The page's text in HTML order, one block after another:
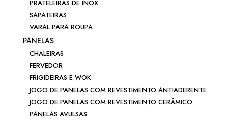
PRATELEIRAS DE INOX
SAPATEIRAS
VARAL PARA ROUPA
PANELAS
CHALEIRAS
FERVEDOR
FRIGIDEIRAS E WOK
JOGO DE PANELAS COM REVESTIMENTO ANTIADERENTE
JOGO DE PANELAS COM REVESTIMENTO CERÂMICO
PANELAS AVULSAS